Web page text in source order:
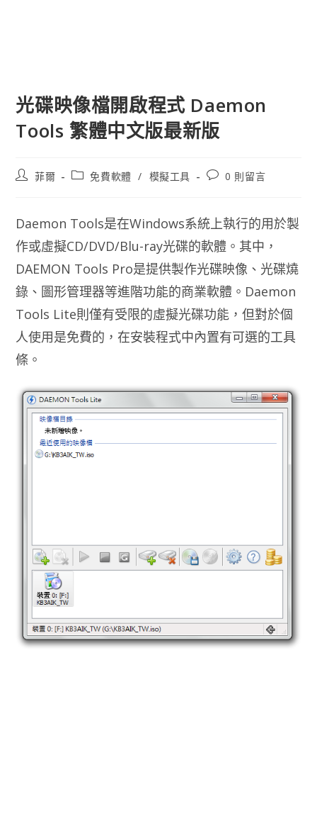
光碟映像檔開啟程式 Daemon
Tools 繁體中文版最新版
文
菲爾
文
免費軟體 / 模擬工具
文
論：
0 則留言
Daemon Tools是在Windows系統上執行的用於製
作或虛擬CD/DVD/Blu-ray光碟的軟體。其中，
DAEMON Tools Pro是提供製作光碟映像、光碟燒
錄、圖形管理器等進階功能的商業軟體。Daemon
Tools Lite則僅有受限的虛擬光碟功能，但對於個
人使用是免費的，在安裝程式中內置有可選的工具
條。